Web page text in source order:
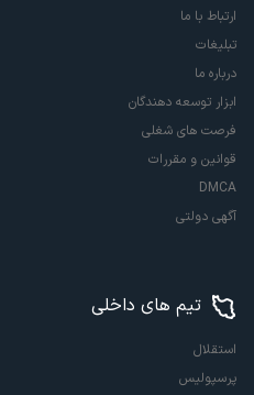
ارتباط با ما
تبلیغات
درباره ما
ابزار توسعه دهندگان
فرصت های شغلی
قوانین و مقررات
DMCA
آگهی دولتی
تیم های داخلی
استقلال
پرسپولیس